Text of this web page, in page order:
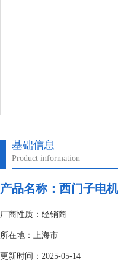
基础信息
Product information
产品名称： 西门子电
厂商性质：经销商
所在地：上海市
更新时间：2025-05-14